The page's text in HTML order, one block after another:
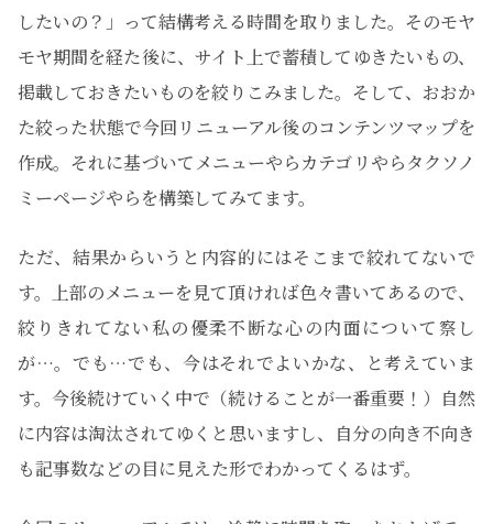
したいの？」って結構考える時間を取りました。そのモヤ
モヤ期間を経た後に、サイト上で蓄積してゆきたいもの、
掲載しておきたいものを絞りこみました。そして、おおか
た絞った状態で今回リニューアル後のコンテンツマップを
作成。それに基づいてメニューやらカテゴリやらタクソノ
ミーページやらを構築してみてます。
ただ、結果からいうと内容的にはそこまで絞れてないで
す。上部のメニューを見て頂ければ色々書いてあるので、
絞りきれてない私の優柔不断な心の内面について察し
が…。でも…でも、今はそれでよいかな、と考えていま
す。今後続けていく中で（続けることが一番重要！）自然
に内容は淘汰されてゆくと思いますし、自分の向き不向き
も記事数などの目に見えた形でわかってくるはず。